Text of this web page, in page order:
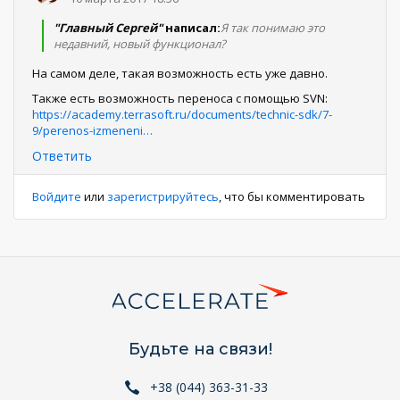
"Главный Сергей"написал:Я так понимаю это
недавний, новый функционал?
На самом деле, такая возможность есть уже давно.
Также есть возможность переноса с помощью SVN:
https://academy.terrasoft.ru/documents/technic-sdk/7-
9/perenos-izmeneni…
Ответить
Войдите или зарегистрируйтесь, что бы комментировать
Будьте на связи!
+38 (044) 363-31-33